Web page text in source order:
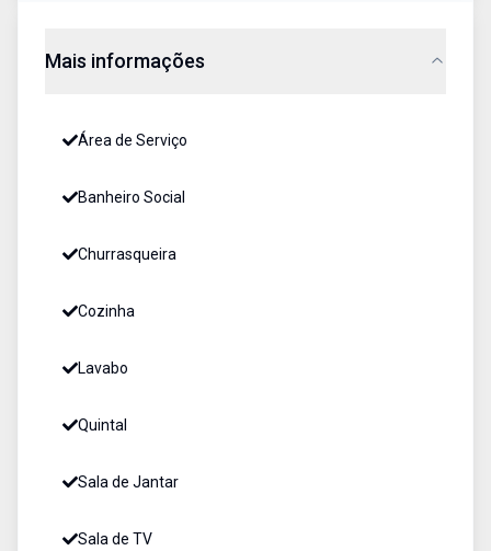
Mais informações
Área de Serviço
Banheiro Social
Churrasqueira
Cozinha
Lavabo
Quintal
Sala de Jantar
Sala de TV